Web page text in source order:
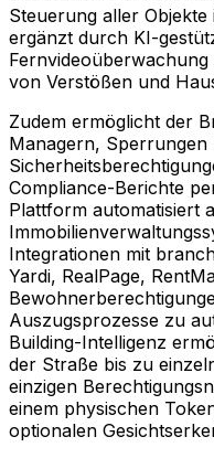
Steuerung aller
ergänzt durch KI-
von Verstößen und
Zudem ermöglicht der
Managern, Sperrungen
Compliance-Berichte
Plattform automatisiert
Integrationen mit
Yardi, RealPage,
Auszugsprozesse zu
Building-Intelligenz
der Straße bis zu
einzigen
einem physischen
optionalen